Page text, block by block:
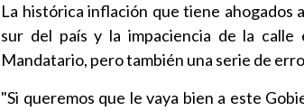
La histórica inflación que tiene ahogados
sur del país y la impaciencia de la
Mandatario, pero también una serie de
"Si queremos que le vaya bien a este